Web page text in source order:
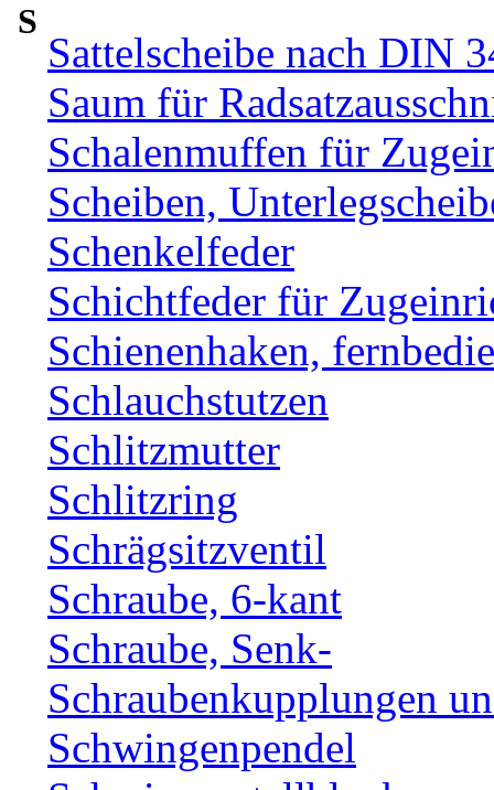
S
Sattelscheibe nach DIN
Saum für
Schalenmuffen für
Scheiben,
Schenkelfeder
Schichtfeder für
Schienenhaken,
Schlauchstutzen
Schlitzmutter
Schlitzring
Schrägsitzventil
Schraube, 6-kant
Schraube, Senk-
Schraubenkupplungen
Schwingenpendel